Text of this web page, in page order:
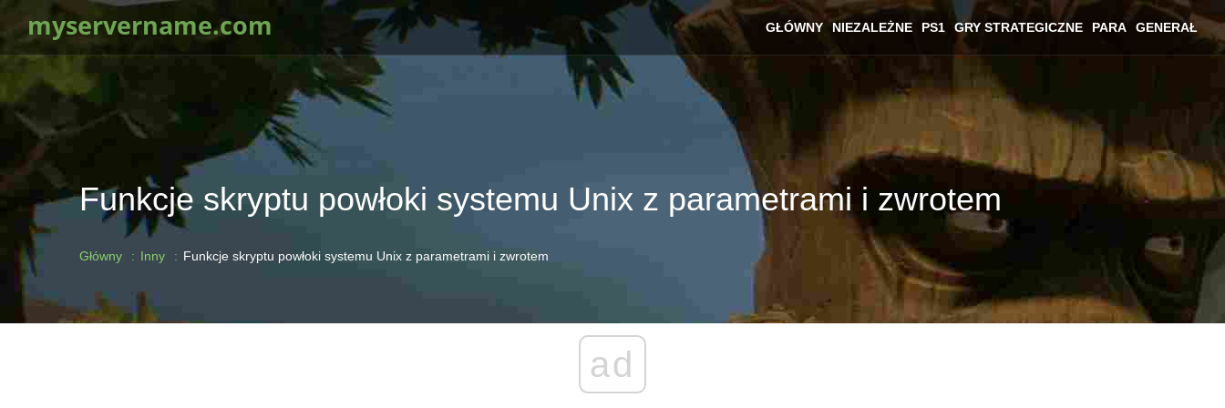
myservername.com GŁÓWNY NIEZALEŻNE PS1 GRY STRATEGICZNE PARA GENERAŁ
Funkcje skryptu powłoki systemu Unix z parametrami i zwrotem
Główny Inny Funkcje skryptu powłoki systemu Unix z parametrami i zwrotem
ad